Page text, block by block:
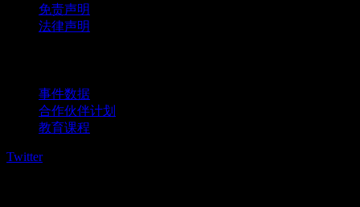
免责声明
法律声明
事件数据
合作伙伴计划
教育课程
Twitter